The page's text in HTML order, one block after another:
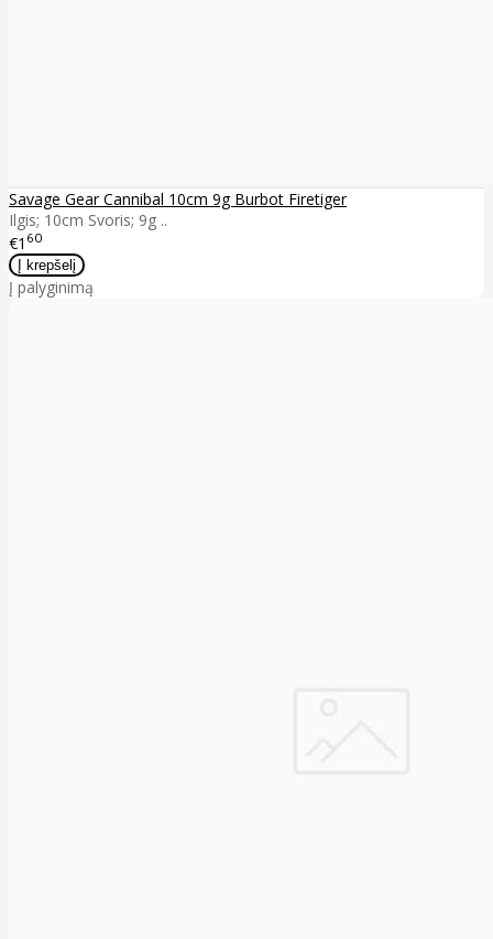
Savage Gear Cannibal 10cm 9g Burbot Firetiger
Ilgis; 10cm Svoris; 9g ..
€1 60
Į palyginimą